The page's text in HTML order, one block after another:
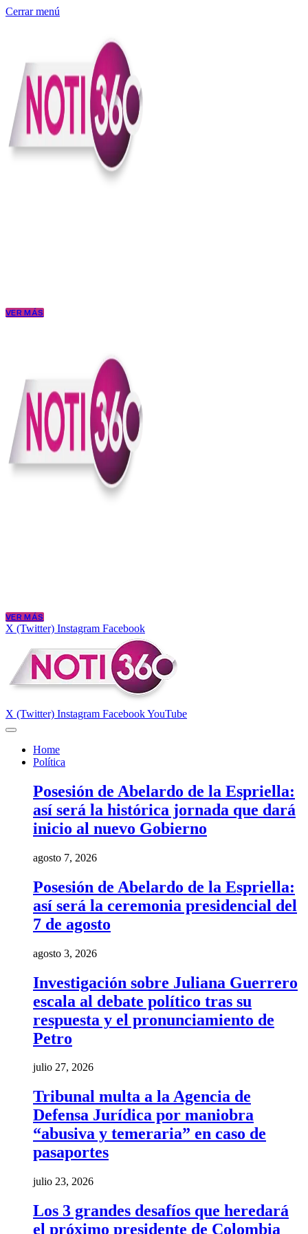
Cerrar menú
VER MÁS
VER MÁS
X (Twitter) Instagram Facebook
X (Twitter) Instagram FacebookYouTube
Home
Política
Posesión de Abelardo de la Espriella:
así será la histórica jornada que dará
inicio al nuevo Gobierno
agosto 7, 2026
Posesión de Abelardo de la Espriella:
así será la ceremonia presidencial del
7 de agosto
agosto 3, 2026
Investigación sobre Juliana Guerrero
escala al debate político tras su
respuesta y el pronunciamiento de
Petro
julio 27, 2026
Tribunal multa a la Agencia de
Defensa Jurídica por maniobra
“abusiva y temeraria” en caso de
pasaportes
julio 23, 2026
Los 3 grandes desafíos que heredará
el próximo presidente de Colombia